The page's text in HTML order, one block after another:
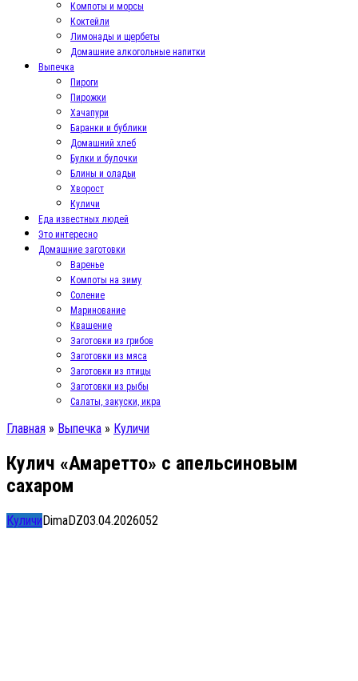
Компоты и морсы
Коктейли
Лимонады и щербеты
Домашние алкогольные напитки
Выпечка
Пироги
Пирожки
Хачапури
Баранки и бублики
Домашний хлеб
Булки и булочки
Блины и оладьи
Хворост
Куличи
Еда известных людей
Это интересно
Домашние заготовки
Варенье
Компоты на зиму
Соление
Маринование
Квашение
Заготовки из грибов
Заготовки из мяса
Заготовки из птицы
Заготовки из рыбы
Салаты, закуски, икра
Главная » Выпечка » Куличи
Кулич «Амаретто» с апельсиновым
сахаром
КуличиDimaDZ03.04.2026052